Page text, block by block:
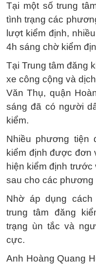
Tại một số trung
tình trạng các
lượt kiểm định,
4h sáng chờ kiểm
Tại Trung tâm đăng
xe công cộng và
Văn Thụ, quận
sáng đã có người
kiểm.
Nhiều phương tiện
kiểm định được đơn
hiện kiểm định
sau cho các phương
Nhờ áp dụng
trung tâm đăng
trạng ùn tắc và
cực.
Anh Hoàng Quang